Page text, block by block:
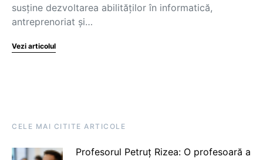
susține dezvoltarea abilităților în informatică,
antreprenoriat și…
Vezi articolul
CELE MAI CITITE ARTICOLE
Profesorul Petruț Rizea: O profesoară a